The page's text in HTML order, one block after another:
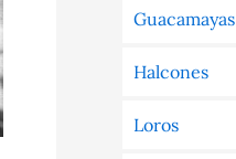
Guacamayas
Halcones
Loros